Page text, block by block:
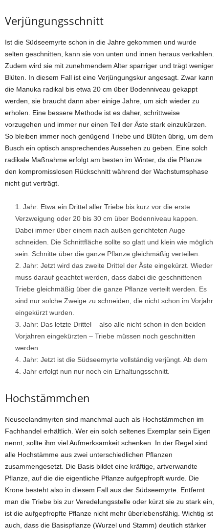
Verjüngungsschnitt
Ist die Südseemyrte schon in die Jahre gekommen und wurde
selten geschnitten, kann sie von unten und innen heraus verkahlen.
Zudem wird sie mit zunehmendem Alter sparriger und trägt weniger
Blüten. In diesem Fall ist eine Verjüngungskur angesagt. Zwar kann
die Manuka radikal bis etwa 20 cm über Bodenniveau gekappt
werden, sie braucht dann aber einige Jahre, um sich wieder zu
erholen. Eine bessere Methode ist es daher, schrittweise
vorzugehen und immer nur einen Teil der Äste stark einzukürzen.
So bleiben immer noch genügend Triebe und Blüten übrig, um dem
Busch ein optisch ansprechendes Aussehen zu geben. Eine solch
radikale Maßnahme erfolgt am besten im Winter, da die Pflanze
den kompromisslosen Rückschnitt während der Wachstumsphase
nicht gut verträgt.
Jahr: Etwa ein Drittel aller Triebe bis kurz vor die erste
Verzweigung oder 20 bis 30 cm über Bodenniveau kappen.
Dabei immer über einem nach außen gerichteten Auge
schneiden. Die Schnittfläche sollte so glatt und klein wie möglich
sein. Schnitte über die ganze Pflanze gleichmäßig verteilen.
Jahr: Jetzt wird das zweite Drittel der Äste eingekürzt. Wieder
muss darauf geachtet werden, dass dabei die geschnittenen
Triebe gleichmäßig über die ganze Pflanze verteilt werden. Es
sind nur solche Zweige zu schneiden, die nicht schon im Vorjahr
eingekürzt wurden.
Jahr: Das letzte Drittel – also alle nicht schon in den beiden
Vorjahren eingekürzten – Triebe müssen noch geschnitten
werden.
Jahr: Jetzt ist die Südseemyrte vollständig verjüngt. Ab dem
4. Jahr erfolgt nun nur noch ein Erhaltungsschnitt.
Hochstämmchen
Neuseelandmyrten sind manchmal auch als Hochstämmchen im
Fachhandel erhältlich. Wer ein solch seltenes Exemplar sein Eigen
nennt, sollte ihm viel Aufmerksamkeit schenken. In der Regel sind
alle Hochstämme aus zwei unterschiedlichen Pflanzen
zusammengesetzt. Die Basis bildet eine kräftige, artverwandte
Pflanze, auf die die eigentliche Pflanze aufgepfropft wurde. Die
Krone besteht also in diesem Fall aus der Südseemyrte. Entfernt
man die Triebe bis zur Veredelungsstelle oder kürzt sie zu stark ein,
ist die aufgepfropfte Pflanze nicht mehr überlebensfähig. Wichtig ist
auch, dass die Basispflanze (Wurzel und Stamm) deutlich stärker